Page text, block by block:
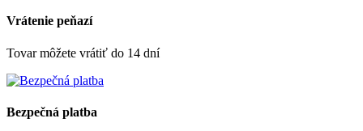
Vrátenie peňazí
Tovar môžete vrátiť do 14 dní
Bezpečná platba